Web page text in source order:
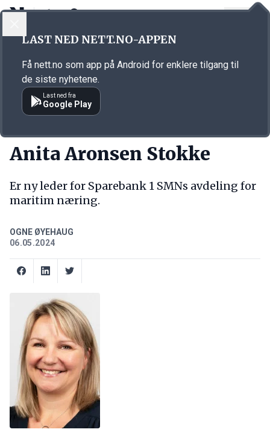
Annonsørinnhold
Anita Aronsen Stokke
Er ny leder for Sparebank 1 SMNs avdeling for
maritim næring.
OGNE ØYEHAUG
06.05.2024
LAST NED NETT.NO-APPEN
Få nett.no som app på Android for enklere tilgang til
de siste nyhetene.
Last ned fra
Google Play